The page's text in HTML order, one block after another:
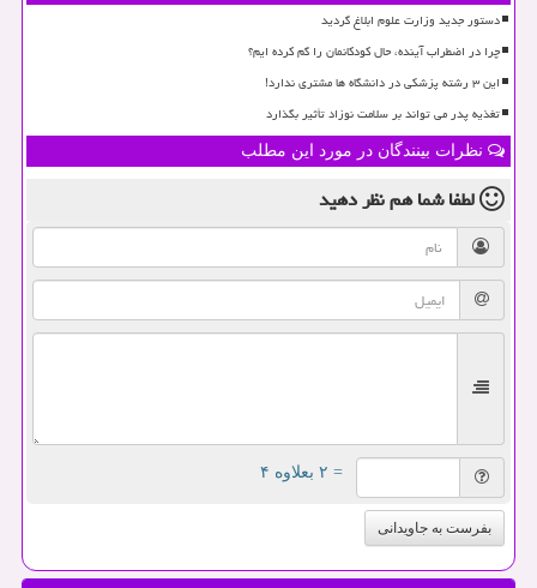
دستور جدید وزارت علوم ابلاغ گردید
چرا در اضطراب آینده، حال کودکانمان را گم کرده ایم؟
این ۳ رشته پزشکی در دانشگاه ها مشتری ندارد!
تغذیه پدر می تواند بر سلامت نوزاد تأثیر بگذارد
نظرات بینندگان در مورد این مطلب
لطفا شما همنظر دهید
= ۲ بعلاوه ۴
بفرست به جاویدانی